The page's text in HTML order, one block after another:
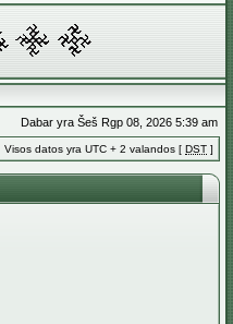
Dabar yra Šeš Rgp 08, 2026 5:39 am
Visos datos yra UTC + 2 valandos [ DST ]